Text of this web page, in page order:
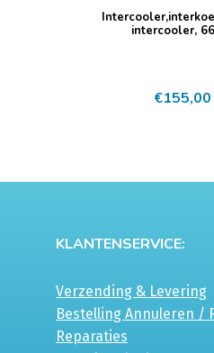
intercooler,
€155,00
KLANTENSERVICE:
Verzending & Levering
Bestelling Annuleren /
Reparaties